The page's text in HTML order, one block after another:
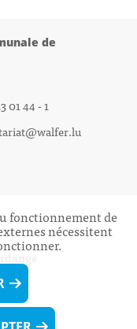
de
01 44 - 1
fonctionnement de
nécessitent